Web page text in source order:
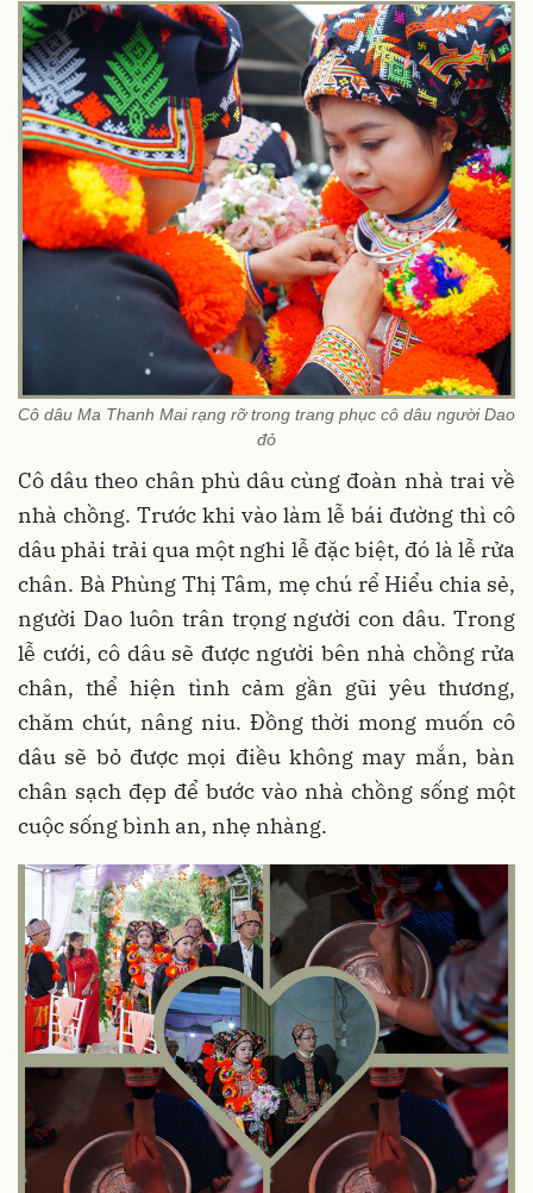
Cô dâu Ma Thanh Mai rạng rỡ trong trang phục cô dâu người Dao
đỏ
Cô dâu theo chân phù dâu cùng đoàn nhà trai về
nhà chồng. Trước khi vào làm lễ bái đường thì cô
dâu phải trải qua một nghi lễ đặc biệt, đó là lễ rửa
chân. Bà Phùng Thị Tâm, mẹ chú rể Hiểu chia sẻ,
người Dao luôn trân trọng người con dâu. Trong
lễ cưới, cô dâu sẽ được người bên nhà chồng rửa
chân, thể hiện tình cảm gần gũi yêu thương,
chăm chút, nâng niu. Đồng thời mong muốn cô
dâu sẽ bỏ được mọi điều không may mắn, bàn
chân sạch đẹp để bước vào nhà chồng sống một
cuộc sống bình an, nhẹ nhàng.